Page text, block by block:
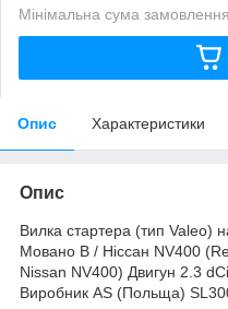
Мінімальна сума
Опис Характеристики
Опис
Вилка стартера (тип Valeo)
Мовано B / Ніссан NV400
Nissan NV400) Двигун 2.3
Виробник AS (Польща)